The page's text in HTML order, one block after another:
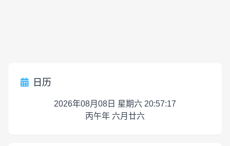
日历
2026年08月08日 星期六 20:57:17
丙午年 六月廿六